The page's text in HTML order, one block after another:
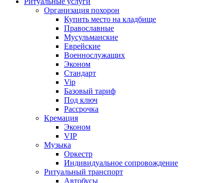
Организация похорон
Купить место на кладбище
Православные
Мусульманские
Еврейские
Военнослужащих
Эконом
Стандарт
Vip
Базовый тариф
Под ключ
Рассрочка
Кремация
Эконом
VIP
Музыка
Оркестр
Индивидуальное сопровождение
Ритуальный транспорт
Автобусы